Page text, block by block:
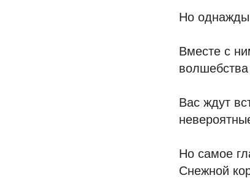
Но однажды
Вместе с
Вас ждут
Но самое
Снежной